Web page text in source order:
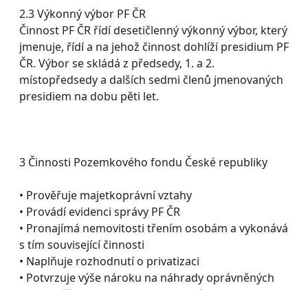
2.3 Výkonný výbor PF ČR
Činnost PF ČR řídí desetičlenný výkonný výbor, který
jmenuje, řídí a na jehož činnost dohlíží presidium PF
ČR. Výbor se skládá z předsedy, 1. a 2.
místopředsedy a dalších sedmi členů jmenovaných
presidiem na dobu pěti let.
3 Činnosti Pozemkového fondu České republiky
• Prověřuje majetkoprávní vztahy
• Provádí evidenci správy PF ČR
• Pronajímá nemovitosti třením osobám a vykonává
s tím související činnosti
• Naplňuje rozhodnutí o privatizaci
• Potvrzuje výše nároku na náhrady oprávněných